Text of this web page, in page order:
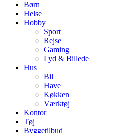
Børn
Helse
Hobby
Sport
Rejse
Gaming
Lyd & Billede
Hus
Bil
Have
Køkken
Værktøj
Kontor
Tøj
Byggetilbud